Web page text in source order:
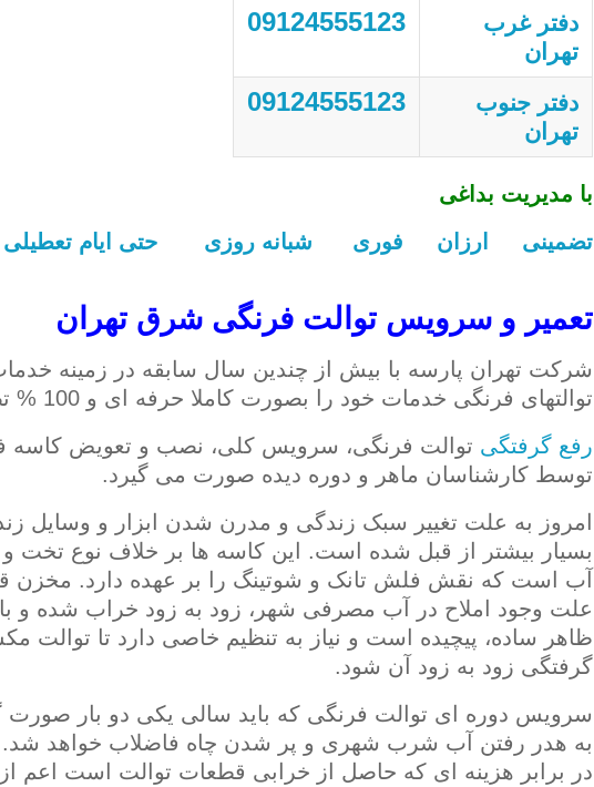
دفتر غرب
تهران
09124555123
دفتر جنوب
تهران
09124555123
با مدیریت بداغی
تضمینی ارزان فوری شبانه روزی حتی ایام تعطیلی
تعمیر و سرویس توالت فرنگی شرق تهران
شرکت تهران پارسه با بیش از چندین سال سابقه در زمینه
توالتهای فرنگی خدمات خود را بصورت کاملا حرفه ای و 100 % تضمینی ارائه می نماید.
رفع گرفتگی توالت فرنگی، سرویس کلی، نصب و تعویض کاسه
توسط کارشناسان ماهر و دوره دیده صورت می گیرد.
امروز به علت تغییر سبک زندگی و مدرن شدن ابزار و وسایل
بسیار بیشتر از قبل شده است. این کاسه ها بر خلاف نوع تخت و
آب است که نقش فلش تانک و شوتینگ را بر عهده دارد. مخزن
علت وجود املاح در آب مصرفی شهر، زود به زود خراب شده و
ظاهر ساده، پیچیده است و نیاز به تنظیم خاصی دارد تا توالت
گرفتگی زود به زود آن شود.
سرویس دوره ای توالت فرنگی که باید سالی یکی دو بار صورت
به هدر رفتن آب شرب شهری و پر شدن چاه فاضلاب خواهد
در برابر هزینه ای که حاصل از خرابی قطعات توالت است اعم